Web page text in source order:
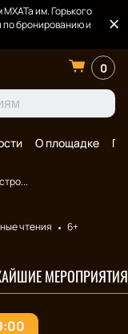
им. Горького
бронированию и
0
О площадке
чтения
6+
МЕРОПРИЯТИЯ